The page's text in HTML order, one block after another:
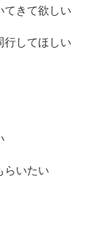
てきて欲しい
行してほしい
らいたい